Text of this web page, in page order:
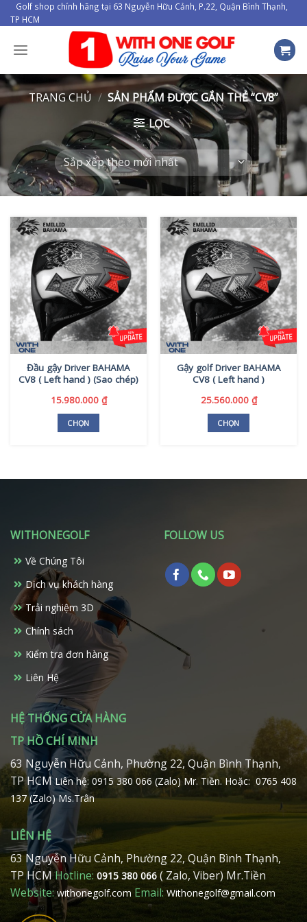
Skip
to
content
Golf shop chính hãng tại 63 Nguyễn Hữu Cảnh, P.22, Quận Bình Thạnh,
TP HCM
TRANG CHỦ / SẢN PHẨM ĐƯỢC GẮN THẺ “CV8”
LỌC
Đầu gậy Driver BAHAMA
CV8 ( Left hand ) (Sao chép)
15.980.000 ₫
CHỌN
có
Các
chọn
có
thể
được
chọn
trang
phẩm
Gậy golf Driver BAHAMA
CV8 ( Left hand )
25.560.000 ₫
CHỌN
có
chọn
có
WITHONEGOLF
Về Chúng Tôi
Dịch vụ khách hàng
Trải nghiệm 3D
Chính sách
Kiểm tra đơn hàng
Liên Hệ
FOLLOW US
HỆ THỐNG CỬA HÀNG
TP HỒ CHÍ MINH
63 Nguyễn Hữu Cảnh, Phường 22, Quận Bình Thạnh,
TP HCMLiên hệ: 0915 380 066 (Zalo) Mr. Tiền. Hoặc: 0765 408
137 (Zalo) Ms.Trân
LIÊN HỆ
63 Nguyễn Hữu Cảnh, Phường 22, Quận Bình Thạnh,
TP HCMHotline: 0915 380 066 ( Zalo, Viber) Mr.Tiền
Website:withonegolf.com Email: Withonegolf@gmail.com